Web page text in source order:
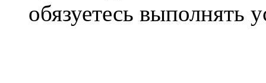
обязуетесь выполнять